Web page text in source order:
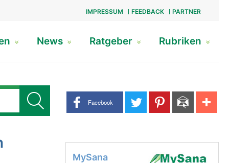
IMPRESSUM FEEDBACK PARTNER
News Ratgeber Rubriken
Share buttons
Facebook
MySana